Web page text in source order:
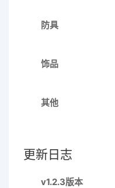
防具
饰品
其他
更新日志
v1.2.3版本